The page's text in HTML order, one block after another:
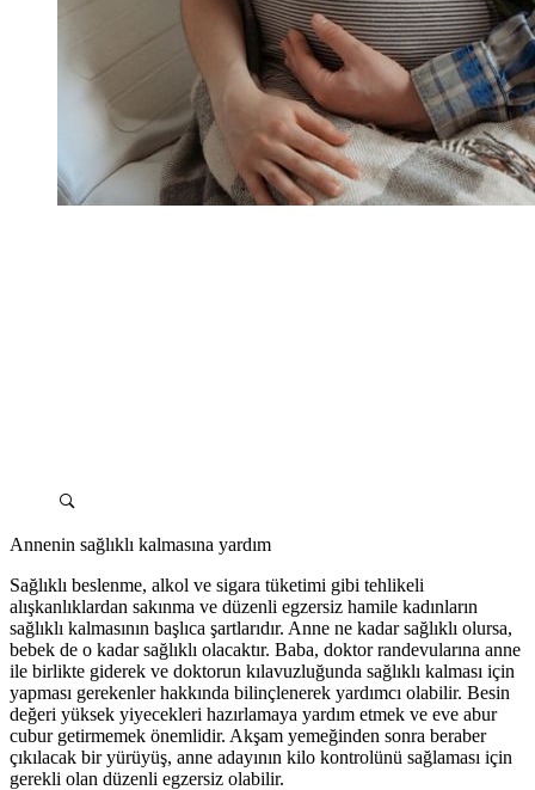
Annenin sağlıklı kalmasına yardım
Sağlıklı beslenme, alkol ve sigara tüketimi gibi tehlikeli
alışkanlıklardan sakınma ve düzenli egzersiz hamile kadınların
sağlıklı kalmasının başlıca şartlarıdır. Anne ne kadar sağlıklı olursa,
bebek de o kadar sağlıklı olacaktır. Baba, doktor randevularına anne
ile birlikte giderek ve doktorun kılavuzluğunda sağlıklı kalması için
yapması gerekenler hakkında bilinçlenerek yardımcı olabilir. Besin
değeri yüksek yiyecekleri hazırlamaya yardım etmek ve eve abur
cubur getirmemek önemlidir. Akşam yemeğinden sonra beraber
çıkılacak bir yürüyüş, anne adayının kilo kontrolünü sağlaması için
gerekli olan düzenli egzersiz olabilir.